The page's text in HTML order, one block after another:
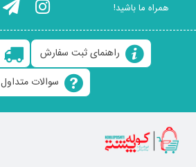
همراه ما باشید!
راهنمای ثبت سفارش
سوالات متداول